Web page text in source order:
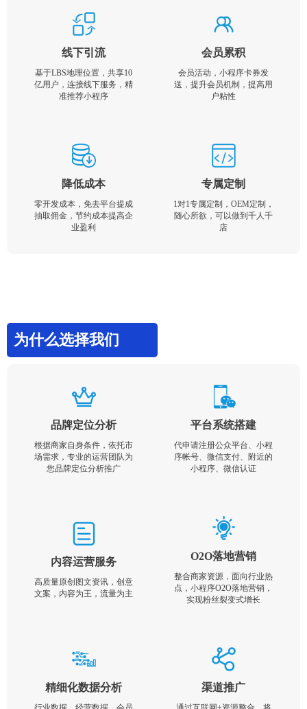
线下引流
基于LBS地理位置，共享10
亿用户，连接线下服务，精
准推荐小程序
会员累积
会员活动，小程序卡券发
送，提升会员机制，提高用
户粘性
降低成本
零开发成本，免去平台提成
抽取佣金，节约成本提高企
业盈利
专属定制
1对1专属定制，OEM定制，
随心所欲，可以做到千人千
店
为什么选择我们
品牌定位分析
根据商家自身条件，依托市
场需求，专业的运营团队为
您品牌定位分析推广
平台系统搭建
代申请注册公众平台、小程
序帐号、微信支付、附近的
小程序、微信认证
内容运营服务
高质量原创图文资讯，创意
文案，内容为王，流量为主
O2O落地营销
整合商家资源，面向行业热
点，小程序O2O落地营销，
实现粉丝裂变式增长
精细化数据分析 渠道推广